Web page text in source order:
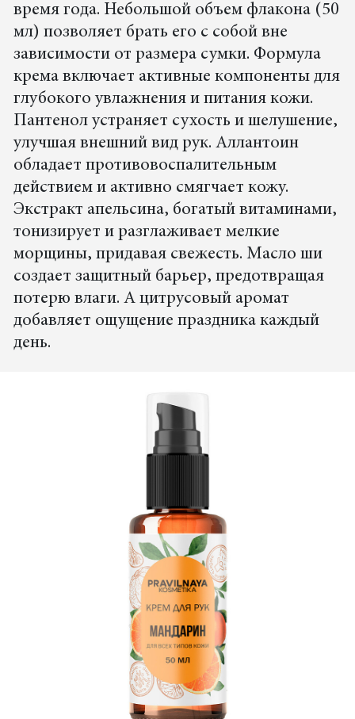
время года. Небольшой объем флакона (50
мл) позволяет брать его с собой вне
зависимости от размера сумки. Формула
крема включает активные компоненты для
глубокого увлажнения и питания кожи.
Пантенол устраняет сухость и шелушение,
улучшая внешний вид рук. Аллантоин
обладает противовоспалительным
действием и активно смягчает кожу.
Экстракт апельсина, богатый витаминами,
тонизирует и разглаживает мелкие
морщины, придавая свежесть. Масло ши
создает защитный барьер, предотвращая
потерю влаги. А цитрусовый аромат
добавляет ощущение праздника каждый
день.